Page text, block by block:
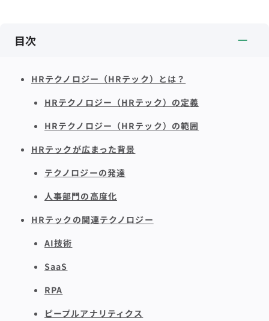
目次
HRテクノロジー（HRテック）とは？
HRテクノロジー（HRテック）の定義
HRテクノロジー（HRテック）の範囲
HRテックが広まった背景
テクノロジーの発達
人事部門の高度化
HRテックの関連テクノロジー
AI技術
SaaS
RPA
ピープルアナリティクス